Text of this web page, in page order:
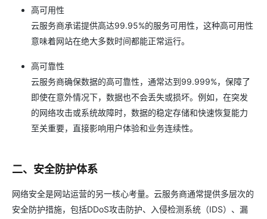
高可用性
云服务商承诺提供高达99.95%的服务可用性，这种高可用性
意味着网站在绝大多数时间都能正常运行。
高可靠性
云服务商确保数据的高可靠性，通常达到99.999%，保障了
即使在意外情况下，数据也不会丢失或损坏。例如，在突发
的网络攻击或系统故障时，数据的稳定存储和快速恢复能力
至关重要，直接影响用户体验和业务连续性。
二、安全防护体系
网络安全是网站运营的另一核心考量。云服务商通常提供多层次的
安全防护措施，包括DDoS攻击防护、入侵检测系统（IDS）、漏